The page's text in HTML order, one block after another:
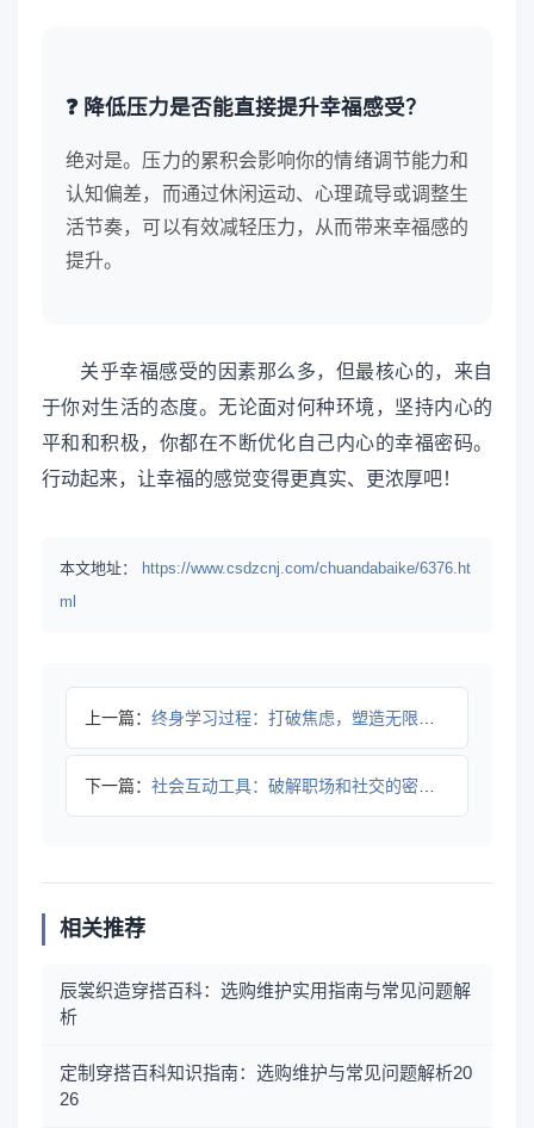
❓ 降低压力是否能直接提升幸福感受？
绝对是。压力的累积会影响你的情绪调节能力和
认知偏差，而通过休闲运动、心理疏导或调整生
活节奏，可以有效减轻压力，从而带来幸福感的
提升。
关乎幸福感受的因素那么多，但最核心的，来自
于你对生活的态度。无论面对何种环境，坚持内心的
平和和积极，你都在不断优化自己内心的幸福密码。
行动起来，让幸福的感觉变得更真实、更浓厚吧！
本文地址：
https://www.csdzcnj.com/chuandabaike/6376.ht
ml
上一篇： 终身学习过程：打破焦虑，塑造无限可能
下一篇： 社会互动工具：破解职场和社交的密码新纪元
相关推荐
辰裳织造穿搭百科：选购维护实用指南与常见问题解
析
定制穿搭百科知识指南：选购维护与常见问题解析20
26